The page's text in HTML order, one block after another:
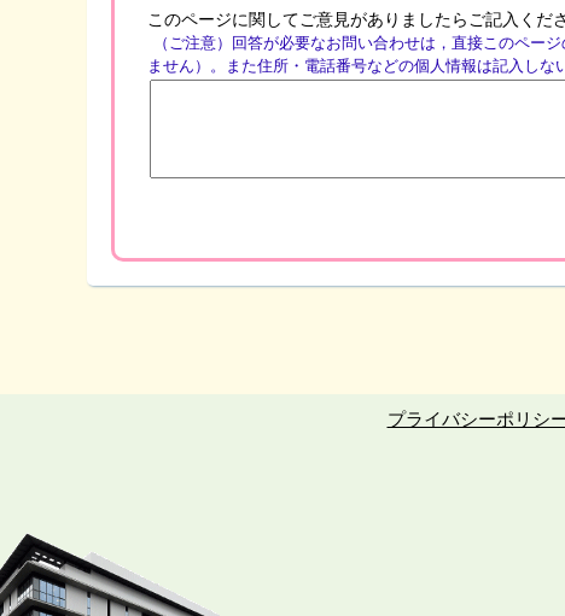
このページに関してご意見がありましたらご記入くださ
（ご注意）回答が必要なお問い合わせは，直接このペー
ません）。また住所・電話番号などの個人情報は記入しな
プライバシーポリシ